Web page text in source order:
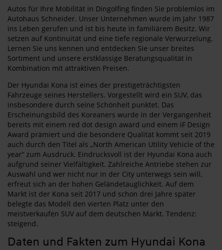
Autos für Ihre Mobilität in Dingolfing finden Sie problemlos im
Autohaus Schneider. Unser Unternehmen wurde im Jahr 1987
ins Leben gerufen und ist bis heute in familiärem Besitz. Wir
setzen auf Kontinuität und eine tiefe regionale Verwurzelung.
Lernen Sie uns kennen und entdecken Sie unser breites
Sortiment und unsere erstklassige Beratungsqualität in
Kombination mit attraktiven Preisen.
Der Hyundai Kona ist eines der prestigeträchtigsten
Fahrzeuge seines Herstellers. Vorgestellt wird ein SUV, das
insbesondere durch seine Schönheit punktet. Das
Erscheinungsbild des Koreaners wurde in der Vergangenheit
bereits mit einem red dot design award und einem iF Design
Award prämiert und die besondere Qualität kommt seit 2019
auch durch den Titel als „North American Utility Vehicle of the
year“ zum Ausdruck. Eindrucksvoll ist der Hyundai Kona auch
aufgrund seiner Vielfältigkeit. Zahlreiche Antriebe stehen zur
Auswahl und wer nicht nur in der City unterwegs sein will,
erfreut sich an der hohen Geländetauglichkeit. Auf dem
Markt ist der Kona seit 2017 und schon drei Jahre später
belegte das Modell den vierten Platz unter den
meistverkaufen SUV auf dem deutschen Markt. Tendenz:
steigend.
Daten und Fakten zum Hyundai Kona